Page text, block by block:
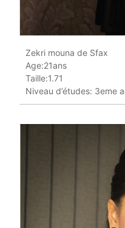
Zekri mouna de Sfax
Age:21ans
Taille:1.71
Niveau d’études: 3eme